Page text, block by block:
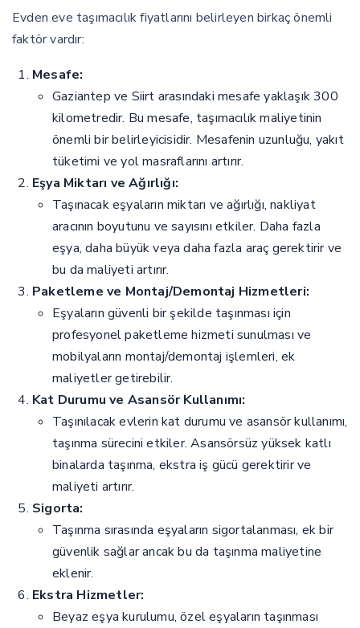
Evden eve taşımacılık fiyatlarını belirleyen birkaç önemli
faktör vardır:
Mesafe:
Gaziantep ve Siirt arasındaki mesafe yaklaşık 300
kilometredir. Bu mesafe, taşımacılık maliyetinin
önemli bir belirleyicisidir. Mesafenin uzunluğu, yakıt
tüketimi ve yol masraflarını artırır.
Eşya Miktarı ve Ağırlığı:
Taşınacak eşyaların miktarı ve ağırlığı, nakliyat
aracının boyutunu ve sayısını etkiler. Daha fazla
eşya, daha büyük veya daha fazla araç gerektirir ve
bu da maliyeti artırır.
Paketleme ve Montaj/Demontaj Hizmetleri:
Eşyaların güvenli bir şekilde taşınması için
profesyonel paketleme hizmeti sunulması ve
mobilyaların montaj/demontaj işlemleri, ek
maliyetler getirebilir.
Kat Durumu ve Asansör Kullanımı:
Taşınılacak evlerin kat durumu ve asansör kullanımı,
taşınma sürecini etkiler. Asansörsüz yüksek katlı
binalarda taşınma, ekstra iş gücü gerektirir ve
maliyeti artırır.
Sigorta:
Taşınma sırasında eşyaların sigortalanması, ek bir
güvenlik sağlar ancak bu da taşınma maliyetine
eklenir.
Ekstra Hizmetler:
Beyaz eşya kurulumu, özel eşyaların taşınması